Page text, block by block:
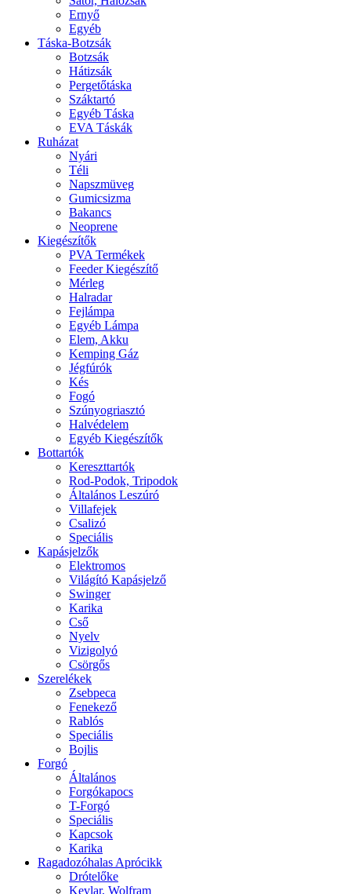
Ernyő
Egyéb
Táska-Botzsák
Botzsák
Hátizsák
Pergetőtáska
Száktartó
Egyéb Táska
EVA Táskák
Ruházat
Nyári
Téli
Napszmüveg
Gumicsizma
Bakancs
Neoprene
Kiegészítők
PVA Termékek
Feeder Kiegészítő
Mérleg
Halradar
Fejlámpa
Egyéb Lámpa
Elem, Akku
Kemping Gáz
Jégfúrók
Kés
Fogó
Szúnyogriasztó
Halvédelem
Egyéb Kiegészítők
Bottartók
Kereszttartók
Rod-Podok, Tripodok
Általános Leszúró
Villafejek
Csalizó
Speciális
Kapásjelzők
Elektromos
Világító Kapásjelző
Swinger
Karika
Cső
Nyelv
Vizigolyó
Csörgős
Szerelékek
Zsebpeca
Fenekező
Rablós
Speciális
Bojlis
Forgó
Általános
Forgókapocs
T-Forgó
Speciális
Kapcsok
Karika
Ragadozóhalas Aprócikk
Drótelőke
Kevlar, Wolfram